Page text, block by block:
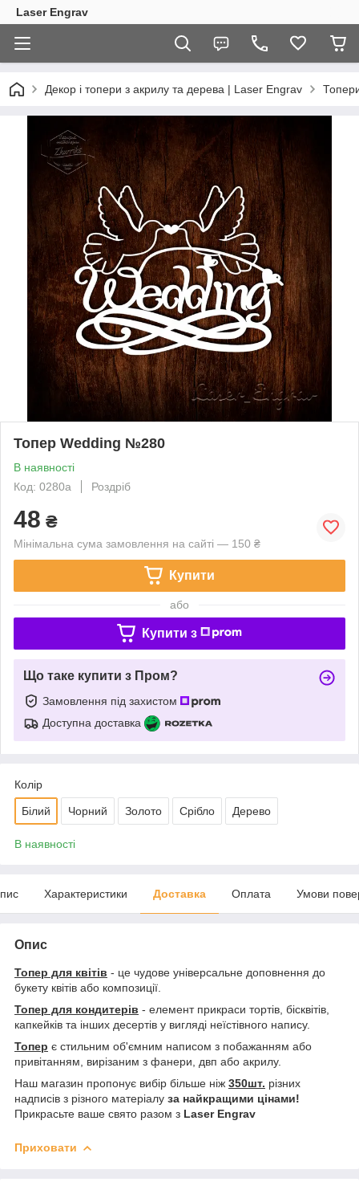
Laser Engrav
Декор і топери з акрилу та дерева | Laser Engrav
Топер Wedding №280
В наявності
Код: 0280a
Роздріб
48 ₴
Мінімальна сума замовлення на сайті — 150 ₴
Купити
або
Купити з
Що таке купити з Пром?
Замовлення під захистом
Доступна доставка
Колір
Білий Чорний Золото Срібло Дерево
В наявності
Характеристики Доставка Оплата Умови
Опис
Топер для квітів - це чудове універсальне доповнення до
букету квітів або композиції.
Топер для кондитерів - елемент прикраси тортів, бісквітів,
капкейків та інших десертів у вигляді неїстівного напису.
Топер є стильним об'ємним написом з побажанням або
привітанням, вирізаним з фанери, двп або акрилу.
Наш магазин пропонує вибір більше ніж 350шт. різних
надписів з різного матеріалу за найкращими цінами!
Прикрасьте ваше свято разом з Laser Engrav
Приховати